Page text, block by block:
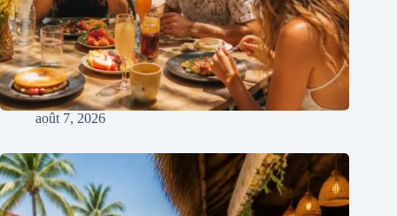
août 7, 2026